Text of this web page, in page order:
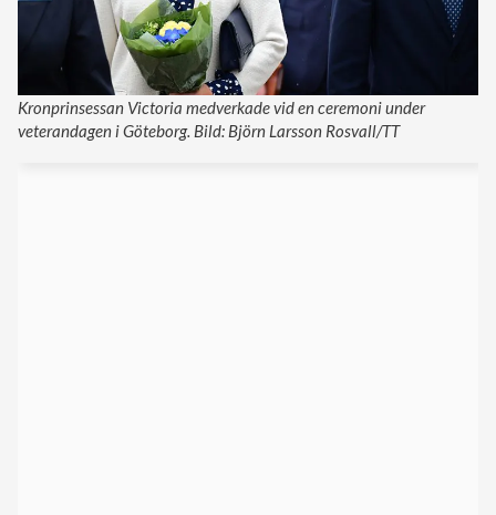
Kronprinsessan Victoria medverkade vid en ceremoni under
veterandagen i Göteborg. Bild: Björn Larsson Rosvall/TT